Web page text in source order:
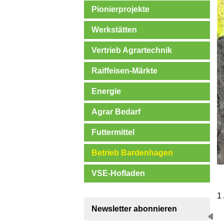
Pionierprojekte
Werkstätten
Vertrieb Agrartechnik
Raiffeisen-Märkte
Energie
Agrar Bedarf
Futtermittel
Betrieb Bardenhagen
VSE-Hofladen
Newsletter abonnieren
1